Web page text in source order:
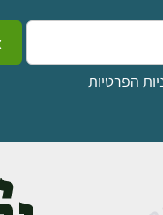
הפרטיות